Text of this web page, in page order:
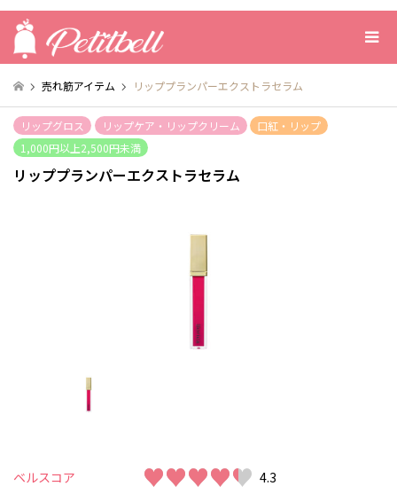
売れ筋アイテム リッププランパーエクストラセラム
リップグロス リップケア・リップクリーム
口紅・リップ
1,000円以上2,500円未満
リッププランパーエクストラセラム
ベルスコア ♥♥♥♥♥
♥♥♥♥♥ 4.3